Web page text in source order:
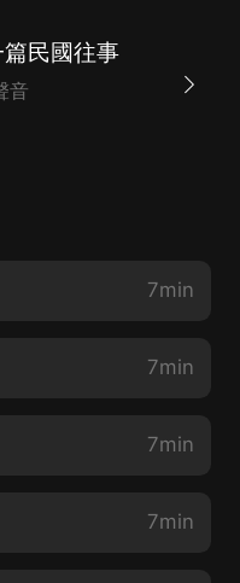
同字異，貴報所記想
。” 第二天“來函照登”
所登載的都是“人”字
人懷疑是傳聞之誤，或
吾家情形最是...
民國往事
音
7min
7min
7min
7min